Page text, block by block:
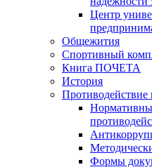
Центр
Общежития
Спортивный
Книга ПОЧЕТА
История
Противодействие
Формы